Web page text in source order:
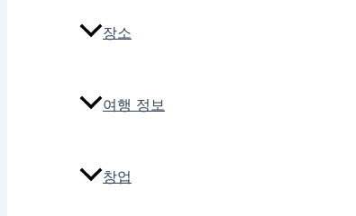
장소
여행 정보
창업